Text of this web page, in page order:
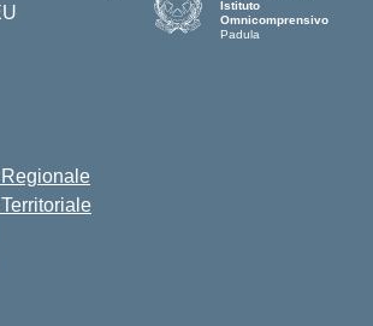
Istituto
Omnicomprensivo
Padula